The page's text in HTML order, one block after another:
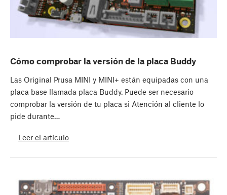
Cómo comprobar la versión de la placa Buddy
Las Original Prusa MINI y MINI+ están equipadas con una
placa base llamada placa Buddy. Puede ser necesario
comprobar la versión de tu placa si Atención al cliente lo
pide durante…
Leer el artículo